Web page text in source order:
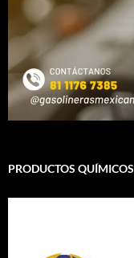
PRODUCTOS QUÍMICOS